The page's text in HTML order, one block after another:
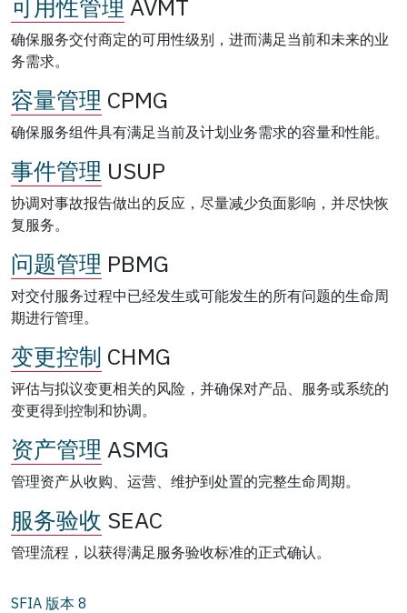
可用性管理 AVMT
确保服务交付商定的可用性级别，进而满足当前和未来的业
务需求。
容量管理 CPMG
确保服务组件具有满足当前及计划业务需求的容量和性能。
事件管理 USUP
协调对事故报告做出的反应，尽量减少负面影响，并尽快恢
复服务。
问题管理 PBMG
对交付服务过程中已经发生或可能发生的所有问题的生命周
期进行管理。
变更控制 CHMG
评估与拟议变更相关的风险，并确保对产品、服务或系统的
变更得到控制和协调。
资产管理 ASMG
管理资产从收购、运营、维护到处置的完整生命周期。
服务验收 SEAC
管理流程，以获得满足服务验收标准的正式确认。
SFIA 版本 8